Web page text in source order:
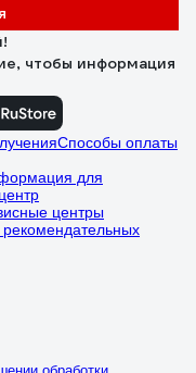
чтобы информация
Способы оплаты
для
центры